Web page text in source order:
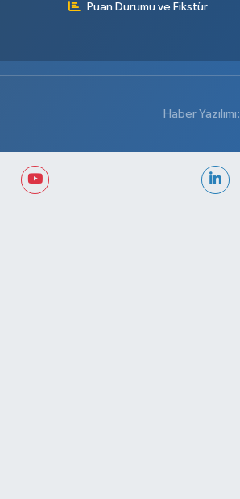
Puan Durumu ve Fikstür
Haber Yazılımı: